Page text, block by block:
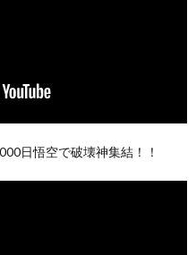
日悟空で破壊神集結！！